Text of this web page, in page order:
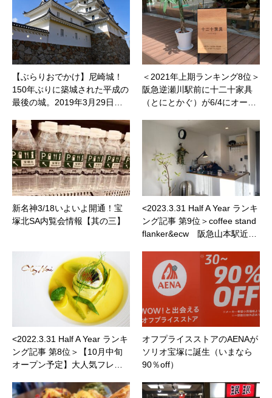
【ぶらりおでかけ】尼崎城！
150年ぶりに築城された平成の
最後の城。2019年3月29日…
＜2021年上期ランキング8位＞
阪急逆瀬川駅前に十二十家具
（とにとかぐ）が6/4にオー…
新名神3/18いよいよ開通！宝
塚北SA内覧会情報【其の三】
<2023.3.31 Half A Year ランキ
ング記事 第9位＞coffee stand
flanker&ecw 阪急山本駅近…
<2022.3.31 Half A Year ランキ
ング記事 第8位＞【10月中旬
オープン予定】大人気フレ…
オフプライスストアのAENAが
ソリオ宝塚に誕生（いまなら
90％off）